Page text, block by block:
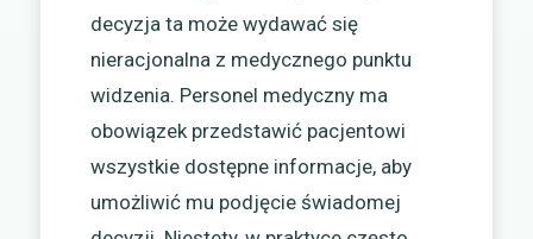
decyzja ta może wydawać się
nieracjonalna z medycznego punktu
widzenia. Personel medyczny ma
obowiązek przedstawić pacjentowi
wszystkie dostępne informacje, aby
umożliwić mu podjęcie świadomej